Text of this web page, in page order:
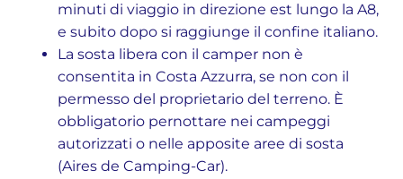
minuti di viaggio in direzione est lungo la A8,
e subito dopo si raggiunge il confine italiano.
La sosta libera con il camper non è
consentita in Costa Azzurra, se non con il
permesso del proprietario del terreno. È
obbligatorio pernottare nei campeggi
autorizzati o nelle apposite aree di sosta
(Aires de Camping-Car).